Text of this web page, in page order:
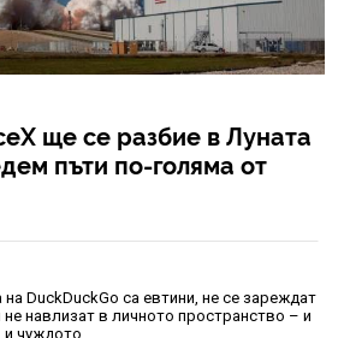
ще се разбие в Луната
пъти по-голяма от
на DuckDuckGo са евтини, не се зареждат
не навлизат в личното пространство – и
чуждото